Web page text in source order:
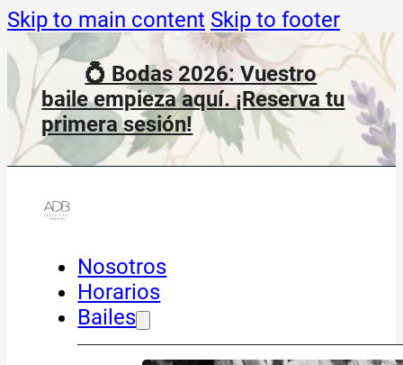
Skip to main content Skip to footer
💍 Bodas 2026: Vuestro
baile empieza aquí. ¡Reserva tu
primera sesión!
Nosotros
Horarios
Bailes